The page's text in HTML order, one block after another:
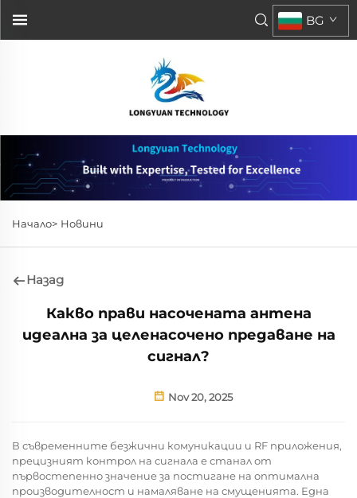
BG
Начало> Новини
Назад
Какво прави насочената антена
идеална за целенасочено предаване на
сигнал?
Nov 20, 2025
В съвременните безжични комуникации и RF приложения,
прецизният контрол на сигнала е станал от
първостепенно значение за постигане на оптимална
производителност и намаляване на смущенията. Една